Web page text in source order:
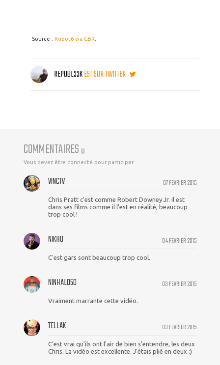
Source : Robot6 via CBR
REPUBL33KEST SUR TWITTER
COMMENTAIRES (8)
Vous devez être connecté pour participer
07 FEVRIER 2015
VINCTV
Chris Pratt c'est comme Robert Downey Jr. il est
dans ses films comme il l'est en réalité, beaucoup
trop cool !
04 FEVRIER 2015
NIKHO
C'est gars sont beaucoup trop cool.
03 FEVRIER 2015
NINHALO50
Vraiment marrante cette vidéo.
03 FEVRIER 2015
TELLAK
C'est vrai qu'ils ont l'air de bien s'entendre, les deux
Chris. La vidéo est excellente. J'étais plié en deux :)